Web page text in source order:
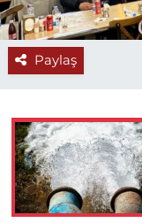
Paylaş